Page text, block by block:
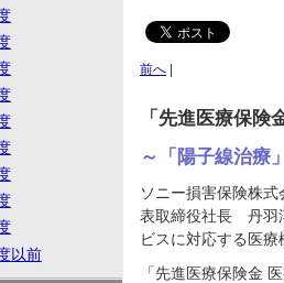
以前
前へ
「先進医療保険
～「陽子線治療
ソニー損害保険株
表取締役社長 丹羽
ビスに対応する医療
「先進医療保険金